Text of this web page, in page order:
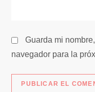
a
s
Guarda mi
navegador para la